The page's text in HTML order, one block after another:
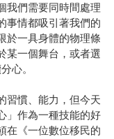
我們需要同時間處理
事情都吸引著我們的
於一具身體的物理條
某一個舞台，或者選
心。
習慣、能力，但今天
」作為一種技能的好
在《一位數位移民的